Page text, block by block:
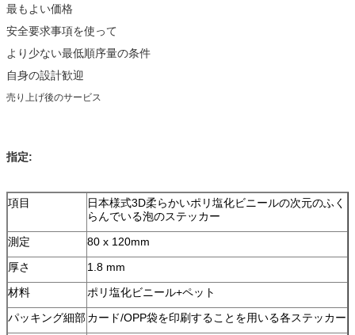
最もよい価格
安全要求事項を使って
より少ない最低順序量の条件
自身の設計歓迎
売り上げ後のサービス
指定:
項目
日本様式3D柔らかいポリ塩化ビニールの次元のふく
らんでいる泡のステッカー
測定
80 x 120mm
厚さ
1.8 mm
材料
ポリ塩化ビニール+ペット
パッキング細部カード/OPP袋を印刷することを用いる各ステッカー